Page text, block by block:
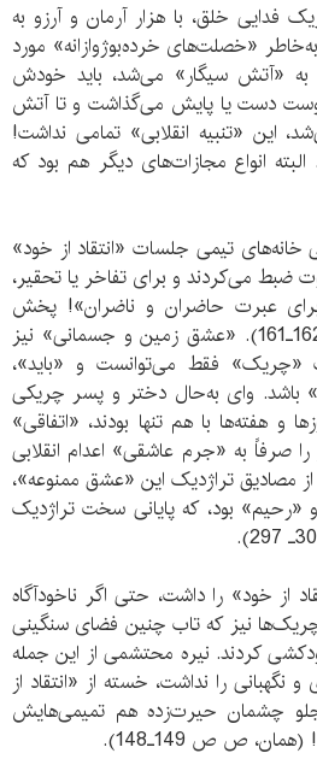
فدایی خلق، با هزار آرمان و آرزو به
«خصلت‌های خرده‌بوژوازانه» مورد
به «آتش سیگار» می‌شد، باید خودش
دست یا پایش می‌گذاشت و تا آتش
«تنبیه انقلابی» تمامی نداشت!
ص ص 399ـ398). البته انواع مجازات‌های دیگر هم بود که
خانه‌های تیمی جلسات «انتقاد از خود»
ضبط می‌کردند و برای تفاخر یا تحقیر،
عبرت حاضران و ناضران»! پخش
می‌کردند! (همان، ص ص 162ـ161). «عشق زمین و جسمانی» نیز
«چریک» فقط می‌توانست و «باید»،
باشد. وای به‌حال دختر و پسر چریکی
و هفته‌ها با هم تنها بودند، «اتفاقی»
صرفاً به «جرم عاشقی» اعدام انقلابی
ص 329). یکی از مصادیق تراژدیک این «عشق ممنوعه»،
بود، که پایانی سخت تراژدیک
از خود» را داشت، حتی اگر ناخودآگاه
نیز که تاب چنین فضای سنگینی
کردند. نیره محتشمی از این جمله
نگهبانی را نداشت، خسته از «انتقاد از
چشمان حیرت‌زده هم تمیمی‌هایش
ص ص 149ـ148).